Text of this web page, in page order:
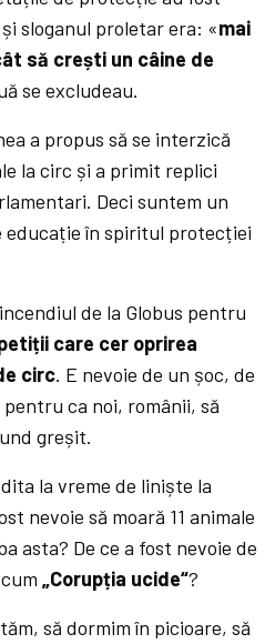
sloganul proletar era: «mai
să crești un câine de
se excludeau.
a propus să se interzică
la circ și a primit replici
Deci suntem un
în spiritul protecției
de la Globus pentru
care cer oprirea
circ. E nevoie de un șoc, de
ca noi, românii, să
greșit.
la vreme de liniște la
nevoie să moară 11 animale
asta? De ce a fost nevoie de
cum„Corupția ucide“?
să dormim în picioare, să